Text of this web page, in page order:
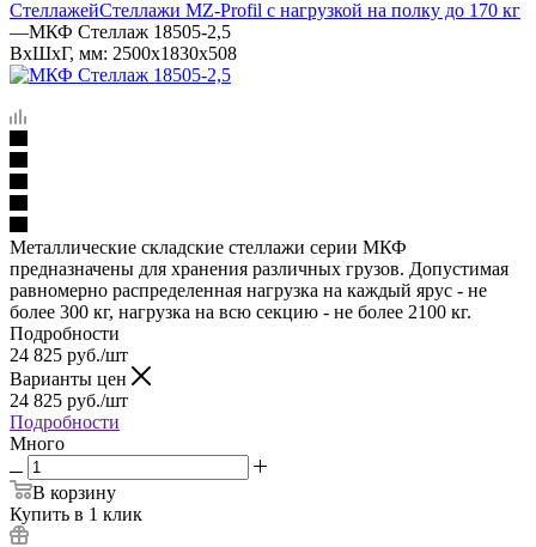
СтеллажейСтеллажи MZ-Profil с нагрузкой на полку до 170 кг
—МКФ Стеллаж 18505-2,5
ВхШхГ, мм: 2500x1830x508
Металлические складские стеллажи серии МКФ
предназначены для хранения различных грузов. Допустимая
равномерно распределенная нагрузка на каждый ярус - не
более 300 кг, нагрузка на всю секцию - не более 2100 кг.
Подробности
24 825 руб./шт
Варианты цен
24 825 руб./шт
Подробности
Много
В корзину
Купить в 1 клик